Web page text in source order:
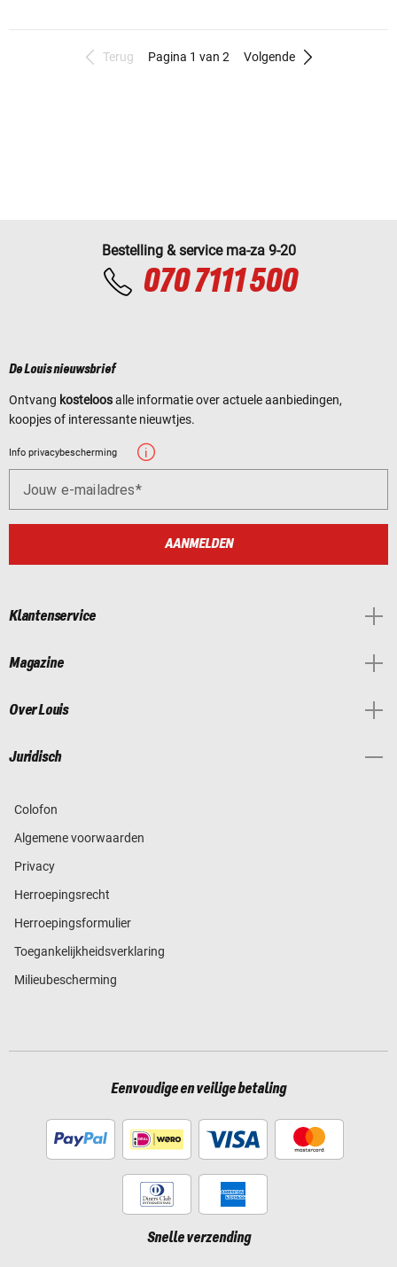
Terug Pagina 1 van 2 Volgende
Bestelling & service ma-za 9-20
070 7111 500
De Louis nieuwsbrief
Ontvang kosteloosalle informatie over actuele aanbiedingen,
koopjes of interessante nieuwtjes.
Info privacybescherming
Jouw e-mailadres
AANMELDEN
Klantenservice
Magazine
Over Louis
Juridisch
Colofon
Algemene voorwaarden
Privacy
Herroepingsrecht
Herroepingsformulier
Toegankelijkheidsverklaring
Milieubescherming
Eenvoudige en veilige betaling
Snelle verzending